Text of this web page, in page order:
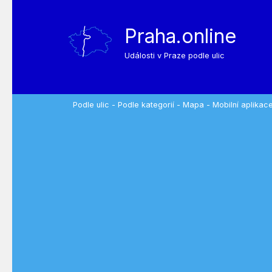
Praha.online
Události v Praze podle ulic
Podle ulic - Podle kategorií - Mapa - Mobilní